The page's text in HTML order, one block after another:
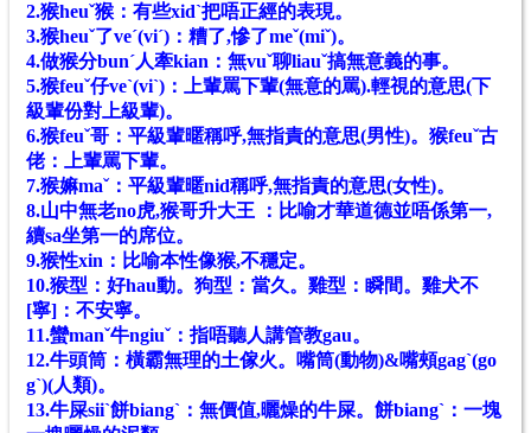
2.猴heuˇ猴：有些xidˋ把唔正經的表現。
3.猴heuˇ了veˊ(viˊ)：糟了,慘了meˇ(miˇ)。
4.做猴分bunˊ人牽kian：無vuˇ聊liauˇ搞無意義的事。
5.猴feuˇ仔veˋ(viˋ)：上輩罵下輩(無意的罵).輕視的意思(下
級輩份對上級輩)。
6.猴feuˇ哥：平級輩暱稱呼,無指責的意思(男性)。猴feuˇ古
佬：上輩罵下輩。
7.猴嫲maˇ：平級輩暱nid稱呼,無指責的意思(女性)。
8.山中無老no虎,猴哥升大王 ：比喻才華道德並唔係第一,
續sa坐第一的席位。
9.猴性xin：比喻本性像猴,不穩定。
10.猴型：好hau動。狗型：當久。雞型：瞬間。雞犬不
[寧]：不安寧。
11.蠻manˇ牛ngiuˇ：指唔聽人講管教gau。
12.牛頭筒：橫霸無理的土傢火。嘴筒(動物)&嘴頰gagˋ(go
gˋ)(人類)。
13.牛屎siiˋ餅biangˋ：無價值,曬燥的牛屎。餅biangˋ：一塊